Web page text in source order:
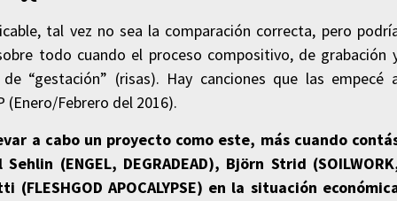
tal vez no sea la comparación correcta, pero
todo cuando el proceso compositivo, de grabación
“gestación” (risas). Hay canciones que las empecé
(Enero/Febrero del 2016).
a cabo un proyecto como este, más cuando
(ENGEL, DEGRADEAD), Björn Strid
(FLESHGOD APOCALYPSE) en la situación